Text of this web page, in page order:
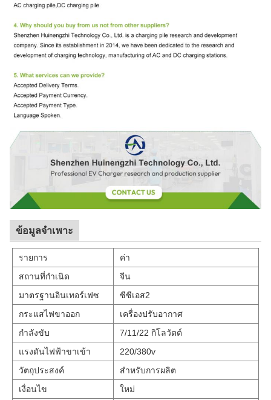
ข้อมูลจำเพาะ
รายการ
ค่า
สถานที่กำเนิด
จีน
มาตรฐานอินเทอร์เฟซ
ซีซีเอส2
กระแสไฟขาออก
เครื่องปรับอากาศ
กำลังขับ
7/11/22 กิโลวัตต์
แรงดันไฟฟ้าขาเข้า
220/380v
วัตถุประสงค์
สำหรับการผลิต
เงื่อนไข
ใหม่